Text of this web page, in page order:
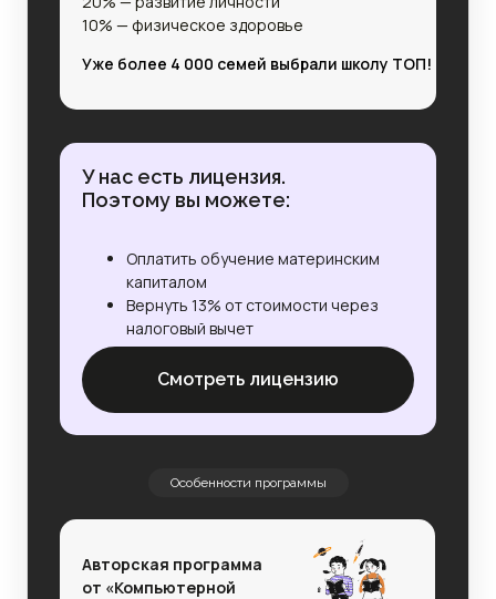
У нас есть лицензия.
Поэтому вы можете:
Оплатить обучение материнским
капиталом
Вернуть 13% от стоимости через
налоговый вычет
Особенности программы
Смотреть лицензию
Авторская программа
от «Компьютерной
10% — физическое здоровье
Уже более 4 000 семей выбрали школу ТОП!